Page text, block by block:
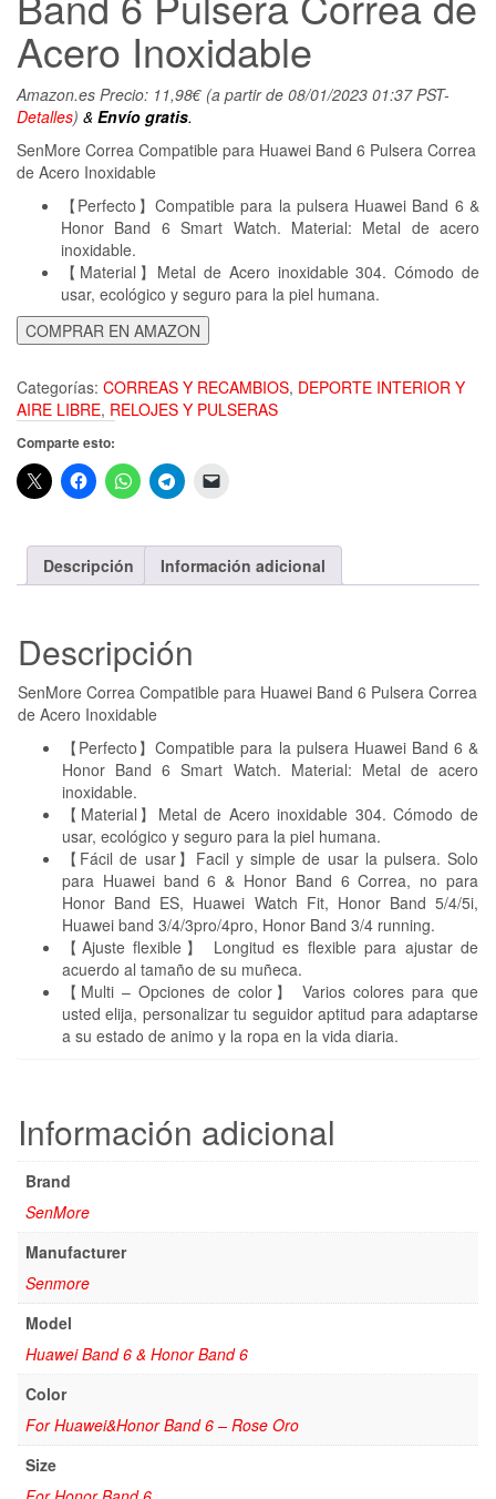
Acero Inoxidable
Amazon.es Precio: 11,98€ (a partir de 08/01/2023 01:37 PST-
Detalles) & Envío gratis.
SenMore Correa Compatible para Huawei Band 6 Pulsera Correa
de Acero Inoxidable
【Perfecto】Compatible para la pulsera Huawei Band 6 &
Honor Band 6 Smart Watch. Material: Metal de acero
inoxidable.
【Material】Metal de Acero inoxidable 304. Cómodo de
usar, ecológico y seguro para la piel humana.
COMPRAR EN AMAZON
Categorías: CORREAS Y RECAMBIOS, DEPORTE INTERIOR Y
AIRE LIBRE, RELOJES Y PULSERAS
Comparte esto:
Descripción Información adicional
Descripción
SenMore Correa Compatible para Huawei Band 6 Pulsera Correa
de Acero Inoxidable
【Perfecto】Compatible para la pulsera Huawei Band 6 &
Honor Band 6 Smart Watch. Material: Metal de acero
inoxidable.
【Material】Metal de Acero inoxidable 304. Cómodo de
usar, ecológico y seguro para la piel humana.
【Fácil de usar】Facil y simple de usar la pulsera. Solo
para Huawei band 6 & Honor Band 6 Correa, no para
Honor Band ES, Huawei Watch Fit, Honor Band 5/4/5i,
Huawei band 3/4/3pro/4pro, Honor Band 3/4 running.
【Ajuste flexible】 Longitud es flexible para ajustar de
acuerdo al tamaño de su muñeca.
【Multi – Opciones de color】 Varios colores para que
usted elija, personalizar tu seguidor aptitud para adaptarse
a su estado de animo y la ropa en la vida diaria.
Información adicional
Brand
SenMore
Manufacturer
Senmore
Model
Huawei Band 6 & Honor Band 6
Color
For Huawei&Honor Band 6 – Rose Oro
Size